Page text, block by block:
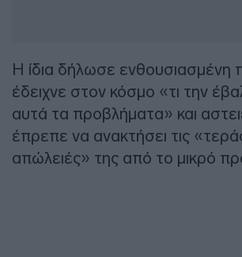
Η ίδια δήλωσε ενθουσιασμένη
έδειχνε στον κόσμο «τι την
αυτά τα προβλήματα» και
έπρεπε να ανακτήσει τις
απώλειές» της από το μικρό